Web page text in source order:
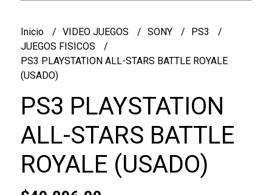
Inicio VIDEO JUEGOS SONY
PS3
JUEGOS FISICOS
PS3 PLAYSTATION ALL-STARS BATTLE ROYALE
(USADO)
PS3 PLAYSTATION
ALL-STARS BATTLE
ROYALE (USADO)